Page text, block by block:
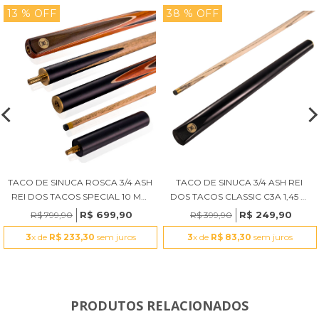
13 % OFF
TACO DE SINUCA ROSCA 3/4 ASH
REI DOS TACOS SPECIAL 10 MM
S4D
R$ 799,90 R$ 699,90
3x de R$ 233,30 sem juros
38 % OFF
TACO DE SINUCA 3/4 ASH REI
DOS TACOS CLASSIC C3A 1,45 M
10 MM
R$ 399,90 R$ 249,90
3x de R$ 83,30 sem juros
PRODUTOS RELACIONADOS